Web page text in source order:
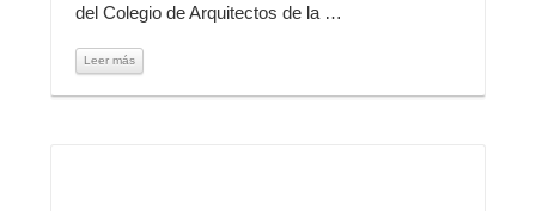
del Colegio de Arquitectos de la …
Leer más